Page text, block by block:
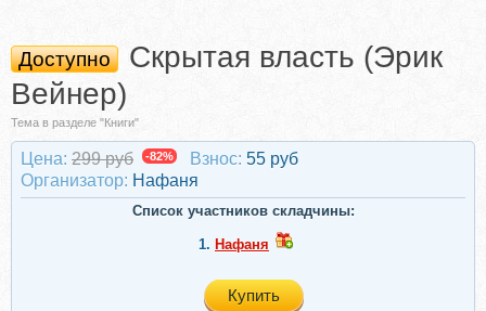
Доступно
Скрытая власть (Эрик
Вейнер)
Тема в разделе "Книги"
Цена: 299 руб -82% Взнос: 55 руб
Организатор: Нафаня
Список участников складчины:
1. Нафаня
Купить